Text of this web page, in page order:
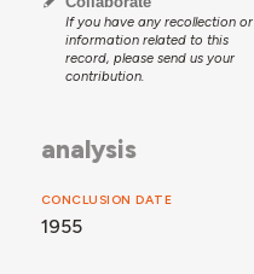
If you have any recollection or
information related to this
record, please send us your
contribution.
analysis
CONCLUSION DATE
1955